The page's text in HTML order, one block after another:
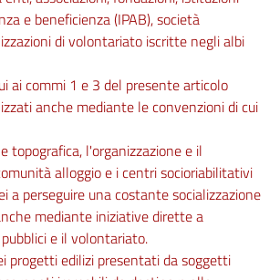
e beneficienza (IPAB), società
di volontariato iscritte negli albi
ai commi 1 e 3 del presente articolo
anche mediante le convenzioni di cui
topografica, l'organizzazione e il
alloggio e i centri socioriabilitativi
a perseguire una costante socializzazione
mediante iniziative dirette a
e il volontariato.
progetti edilizi presentati da soggetti